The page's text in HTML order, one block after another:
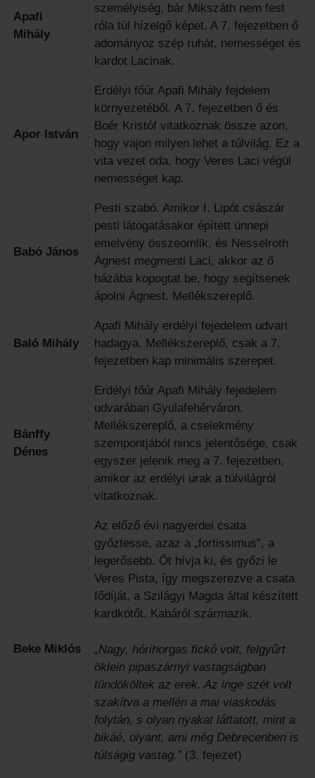
Apafi
Mihály
személyiség, bár Mikszáth nem fest
róla túl hízelgő képet. A 7. fejezetben ő
adományoz szép ruhát, nemességet és
kardot Lacinak.
Apor István
Erdélyi főúr Apafi Mihály fejdelem
környezetéből. A 7. fejezetben ő és
Boér Kristóf vitatkoznak össze azon,
hogy vajon milyen lehet a túlvilág. Ez a
vita vezet oda, hogy Veres Laci végül
nemességet kap.
Babó János
Pesti szabó. Amikor I. Lipót császár
pesti látogatásakor épített ünnepi
emelvény összeomlik, és Nesselroth
Ágnest megmenti Laci, akkor az ő
házába kopogtat be, hogy segítsenek
ápolni Ágnest. Mellékszereplő.
Baló Mihály
Apafi Mihály erdélyi fejedelem udvari
hadagya. Mellékszereplő, csak a 7.
fejezetben kap minimális szerepet.
Bánffy
Dénes
Erdélyi főúr Apafi Mihály fejedelem
udvarában Gyulafehérváron.
Mellékszereplő, a cselekmény
szempontjából nincs jelentősége, csak
egyszer jelenik meg a 7. fejezetben,
amikor az erdélyi urak a túlvilágról
vitatkoznak.
Beke Miklós
Az előző évi nagyerdei csata
győztesse, azaz a „fortissimus”, a
legerősebb. Őt hívja ki, és győzi le
Veres Pista, így megszerezve a csata
fődíját, a Szilágyi Magda által készített
kardkötőt. Kabáról származik.
„Nagy, hórihorgas fickó volt, felgyűrt
öklein pipaszárnyi vastagságban
tündököltek az erek. Az inge szét volt
szakítva a mellén a mai viaskodás
folytán, s olyan nyakat láttatott, mint a
bikáé, olyant, ami még Debrecenben is
túlságig vastag.” (3. fejezet)